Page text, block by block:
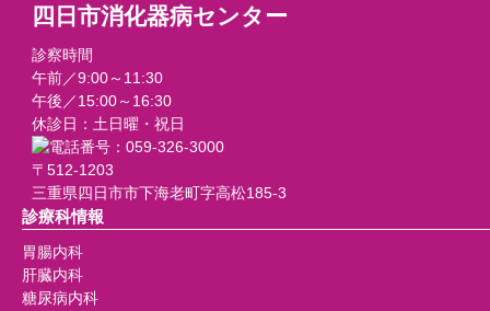
四日市消化器病センター
診察時間
午前／9:00～11:30
午後／15:00～16:30
休診日：土日曜・祝日
〒512-1203
三重県四日市市下海老町字高松185-3
診療科情報
胃腸内科
肝臓内科
糖尿病内科